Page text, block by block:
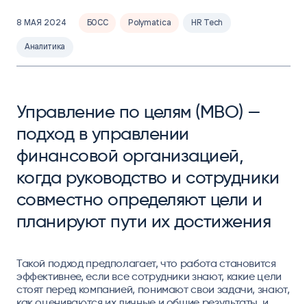
8 МАЯ 2024 БОСС Polymatica HR Tech
Аналитика
Управление по целям (MBO) —
подход в управлении
финансовой организацией,
когда руководство и сотрудники
совместно определяют цели и
планируют пути их достижения
Такой подход предполагает, что работа становится
эффективнее, если все сотрудники знают, какие цели
стоят перед компанией, понимают свои задачи, знают,